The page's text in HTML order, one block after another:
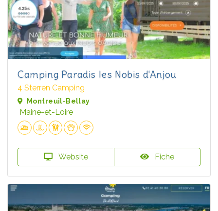
Camping Paradis les Nobis d'Anjou
4 Sterren Camping
Montreuil-Bellay
Maine-et-Loire
Website Fiche